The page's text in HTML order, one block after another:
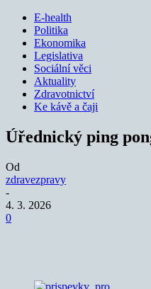
E-health
Politika
Ekonomika
Legislativa
Sociální věci
Aktuality
Zdravotnictví
Ke kávě a čaji
Úřednický ping
Od
zdravezpravy
-
4. 3. 2026
0